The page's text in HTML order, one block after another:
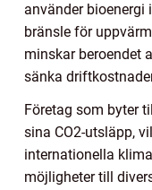
använder
bränsle för
minskar beroendet
sänka
Företag som byter
sina CO2-utsläpp,
internationella
möjligheter till